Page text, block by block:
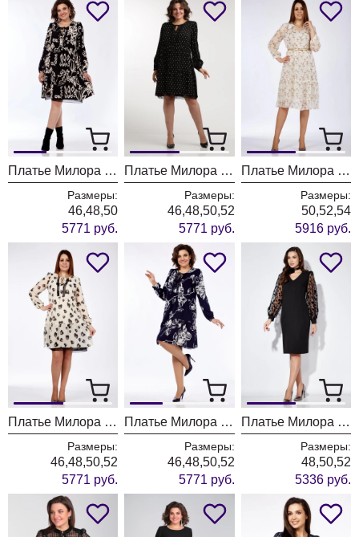
Платье Милора Стиль 1035 рисунок
Размеры:
46,48,50
5771 руб.
Платье Милора Стиль 1035 чёрное с принтом "ромбики"
Размеры:
46,48,50,52
5771 руб.
Платье Милора Стиль 1214
Размеры:
50,52,54
5916 руб.
Платье Милора Стиль 1035 молочный с принтом "сердечки"
Размеры:
46,48,50,52
5771 руб.
Платье Милора Стиль 1035 синее в цветы
Размеры:
46,48,50,52
5771 руб.
Платье Милора Стиль 1185 чёрный
Размеры:
48,50,52
5336 руб.